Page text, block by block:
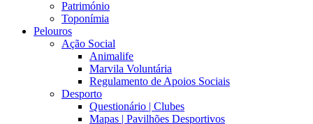
Património
Toponímia
Pelouros
Ação Social
Animalife
Marvila Voluntária
Regulamento de Apoios Sociais
Desporto
Questionário | Clubes
Mapas | Pavilhões Desportivos